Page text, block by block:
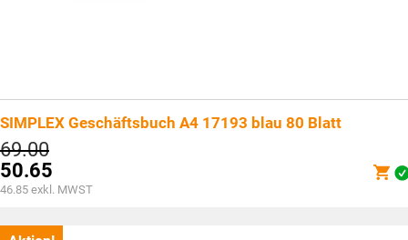
SIMPLEX Geschäftsbuch A4 17193 blau 80 Blatt
69.00Ursprünglicher
Preis
war:
CHF69.00
50.65
Aktueller
ist:
46.85 exkl. MWST